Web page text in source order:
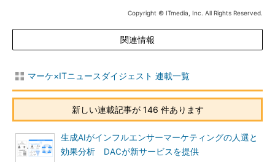
Copyright © ITmedia, Inc. All Rights Reserved.
関連情報
マーケ×ITニュースダイジェスト 連載一覧
新しい連載記事が 146 件あります
生成AIがインフルエンサーマーケティングの人選と
効果分析 DACが新サービスを提供